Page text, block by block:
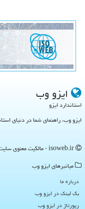
ایزو وب
استاندارد ایزو
ایزو وب، راهنمای شما در دنیای
میانبرهای ایزو وب
درباره ما
بک لینک در ایزو وب
رپورتاژ در ایزو وب